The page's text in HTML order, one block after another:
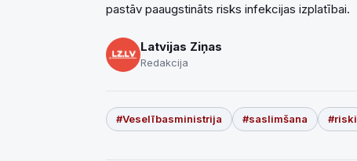
pastāv paaugstināts risks infekcijas izplatībai.
Latvijas Ziņas
Redakcija
#Veselībasministrija #saslimšana #riski